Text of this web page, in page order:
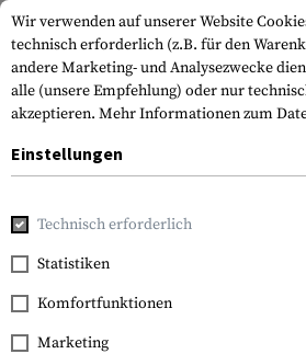
Home Waffenzubehör
Magpul
ACS-L Carbine Stock Mil
Spec
Wir verwenden auf unserer Website
technisch erforderlich (z.B. für den
andere Marketing- und Analysezwecke
alle (unsere Empfehlung) oder nur
akzeptieren. Mehr Informationen zum
Einstellungen
Technisch erforderlich
Statistiken
Komfortfunktionen
Marketing